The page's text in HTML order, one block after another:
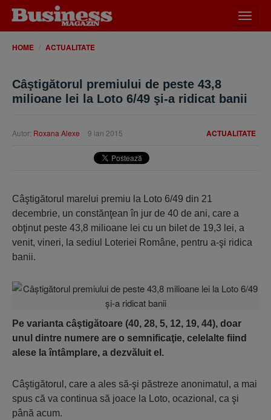
meniu
HOME ACTUALITATE
Câştigătorul premiului de peste 43,8
milioane lei la Loto 6/49 şi-a ridicat banii
ACTUALITATE
Autor: Roxana Alexe 9 ian 2015
Câştigătorul marelui premiu la Loto 6/49 din 21
decembrie, un constănţean în jur de 40 de ani, care a
obţinut peste 43,8 milioane lei cu un bilet de 19,3 lei, a
venit, vineri, la sediul Loteriei Române, pentru a-şi ridica
banii.
Pe varianta câştigătoare (40, 28, 5, 12, 19, 44), doar
unul dintre numere are o semnificaţie, celelalte fiind
alese la întâmplare, a dezvăluit el.
Câştigătorul, care a ales să-şi păstreze anonimatul, a mai
spus că va continua să joace la Loto, ocazional, ca şi
până acum.